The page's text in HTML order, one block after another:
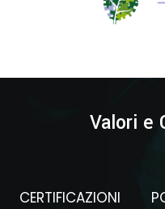
Valori e
CERTIFICAZIONI